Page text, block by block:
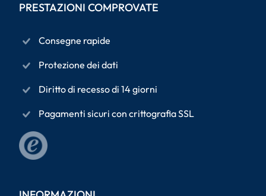
PRESTAZIONI COMPROVATE
Consegne rapide
Protezione dei dati
Diritto di recesso di 14 giorni
Pagamenti sicuri con crittografia SSL